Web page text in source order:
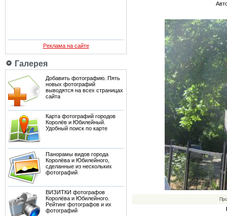
Реклама на сайте
Галерея
Добавить фотографию. Пять
новых фотографий
выводятся на всех страницах
сайта
Карта фотографий городов
Королёв и Юбилейный.
Удобный поиск по карте
Панорамы видов города
Королёва и Юбилейного,
сделанные из нескольких
фотографий
ВИЗИТКИ фотографов
Королёва и Юбилейного.
Рейтинг фотографов и их
фотографий